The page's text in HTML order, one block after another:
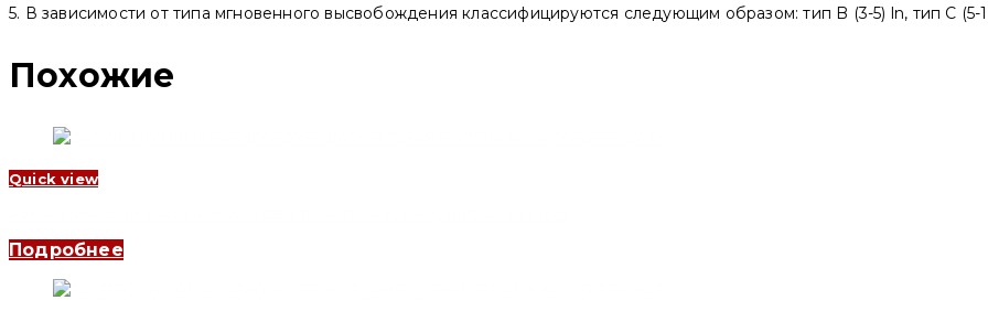
5. В зависимости от типа мгновенного высвобождения классифицируются следующим образом: тип B (3-5) ln, тип C (5-
Похожие
Quick view
Подробнее